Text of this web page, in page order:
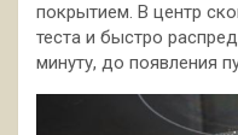
покрытием. В центр
теста и быстро
минуту, до появления